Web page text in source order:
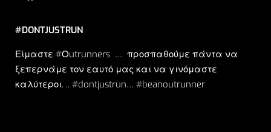
#DONTJUSTRUN
Είμαστε #Οutrunners … προσπαθούμε πάντα να
ξεπερνάμε τον εαυτό μας και να γινόμαστε
καλύτεροι. .. #dontjustrun… #beanoutrunner